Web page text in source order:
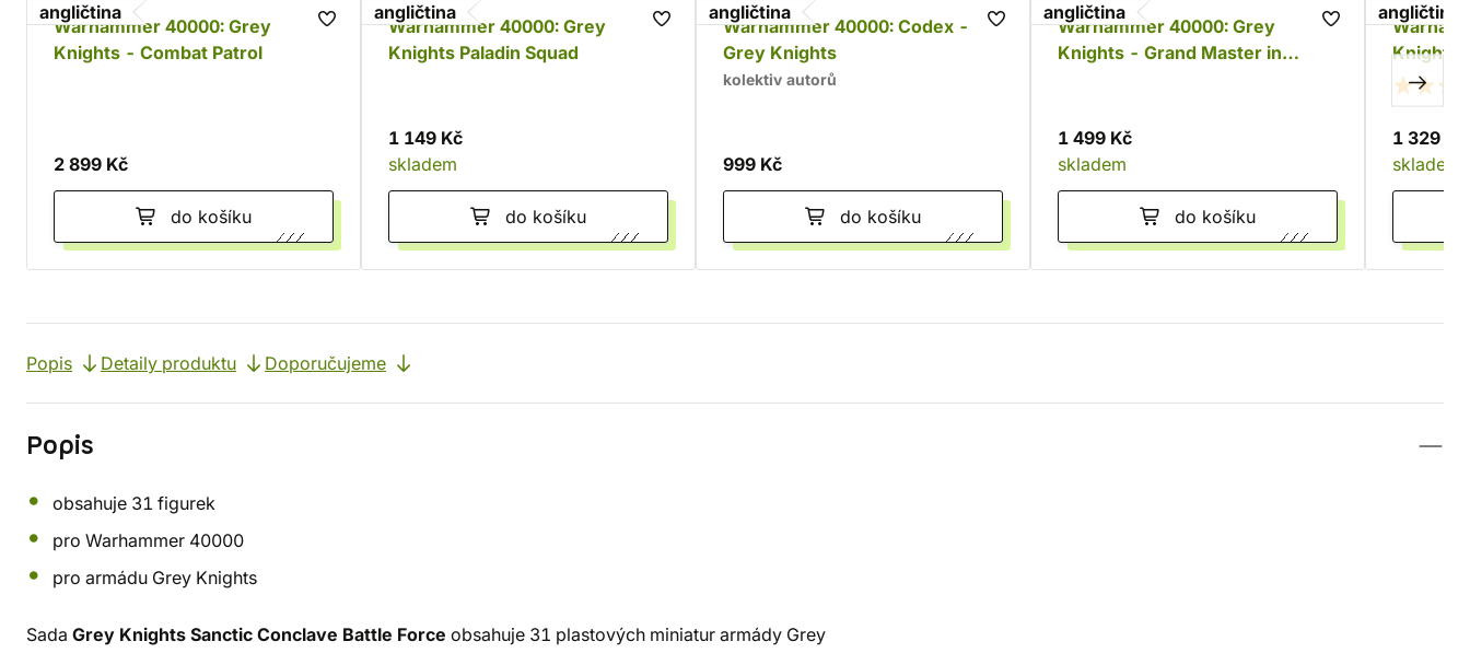
angličtina
Warhammer 40000: Grey
Knights - Combat Patrol
2 899 Kč
do košíku
angličtina
Warhammer 40000: Grey
Knights Paladin Squad
1 149 Kč
skladem
do košíku
angličtina
Warhammer 40000: Codex -
Grey Knights
kolektiv autorů
999 Kč
do košíku
angličtina
Warhammer 40000: Grey
Knights - Grand Master in
1 499 Kč
skladem
do košíku
angličtina
Knights
1 329 Kč
skladem
Popis Detaily produktu Doporučujeme
Popis
obsahuje 31 figurek
pro Warhammer 40000
pro armádu Grey Knights
Sada Grey Knights Sanctic Conclave Battle Force obsahuje 31 plastových miniatur armády Grey